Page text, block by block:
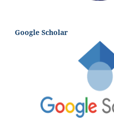
Google Scholar